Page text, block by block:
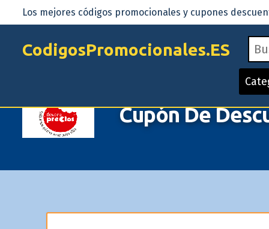
CodigosPromocionales.ES
Los mejores códigos promocionales y cupones
Cupón De